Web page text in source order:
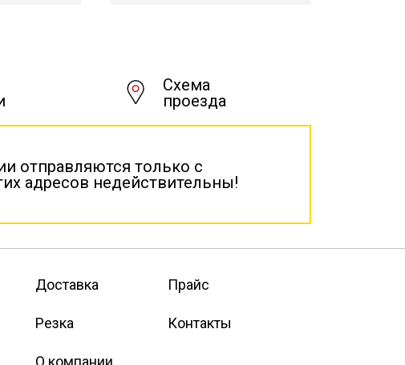
Схема
проезда
отправляются только с
адресов недействительны!
Доставка Прайс
Резка Контакты